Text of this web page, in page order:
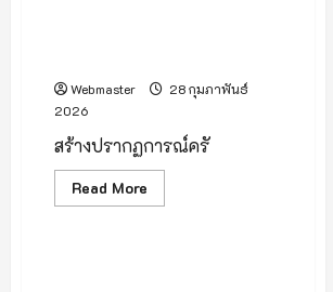
Webmaster
28 กุมภาพันธ์
2026
สร้างปรากฏการณ์ครั
Read More
more